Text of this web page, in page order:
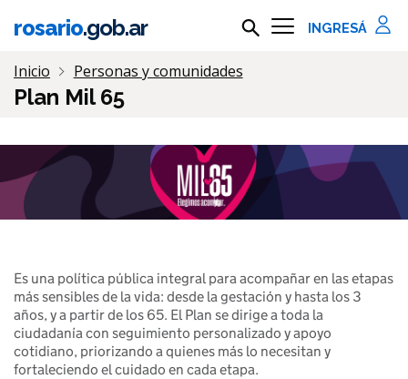
Ir al contenido principal
rosario.gob.ar Buscar en rosario.gob.ar
Información importante
Inicio Personas y comunidades
Plan Mil 65
Es una política pública integral para acompañar en las etapas
más sensibles de la vida: desde la gestación y hasta los 3
años, y a partir de los 65. El Plan se dirige a toda la
ciudadanía con seguimiento personalizado y apoyo
cotidiano, priorizando a quienes más lo necesitan y
fortaleciendo el cuidado en cada etapa.